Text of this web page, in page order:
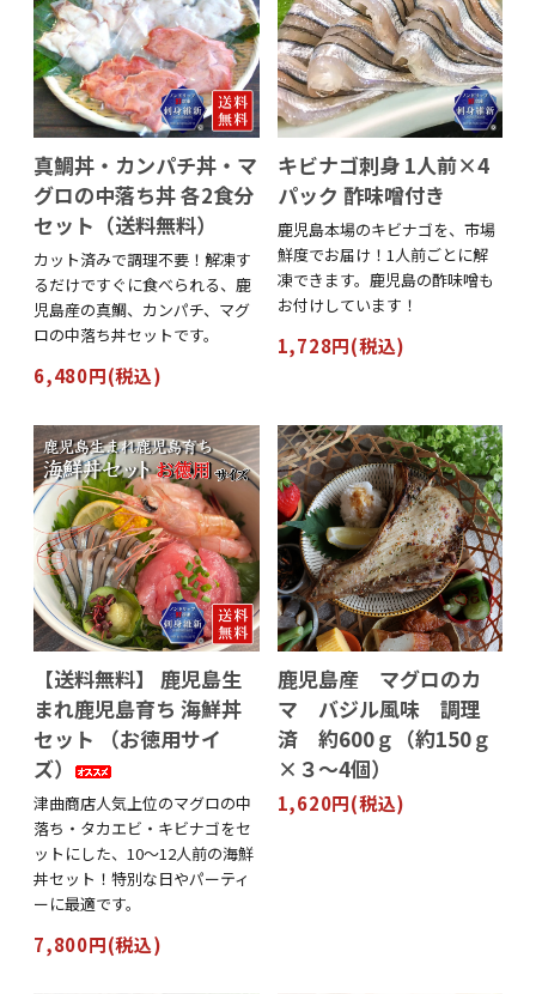
真鯛丼・カンパチ丼・マ
グロの中落ち丼 各2食分
セット（送料無料）
カット済みで調理不要！解凍す
るだけですぐに食べられる、鹿
児島産の真鯛、カンパチ、マグ
ロの中落ち丼セットです。
6,480円(税込)
キビナゴ刺身 1人前×4
パック 酢味噌付き
鹿児島本場のキビナゴを、市場
鮮度でお届け！1人前ごとに解
凍できます。鹿児島の酢味噌も
お付けしています！
1,728円(税込)
【送料無料】 鹿児島生
まれ鹿児島育ち 海鮮丼
セット （お徳用サイ
ズ）
津曲商店人気上位のマグロの中
落ち・タカエビ・キビナゴをセ
ットにした、10～12人前の海鮮
丼セット！特別な日やパーティ
ーに最適です。
7,800円(税込)
鹿児島産 マグロのカ
マ バジル風味 調理
済 約600ｇ（約150ｇ
×３～4個）
1,620円(税込)